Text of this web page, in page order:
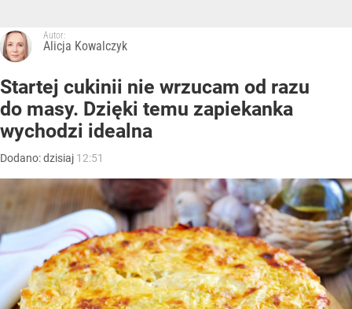
Autor:
Alicja Kowalczyk
Startej cukinii nie wrzucam od razu
do masy. Dzięki temu zapiekanka
wychodzi idealna
Dodano:dzisiaj 12:51